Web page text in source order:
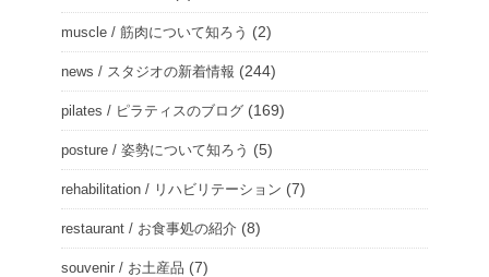
muscle / 筋肉について知ろう (2)
news / スタジオの新着情報 (244)
pilates / ピラティスのブログ (169)
posture / 姿勢について知ろう (5)
rehabilitation / リハビリテーション (7)
restaurant / お食事処の紹介 (8)
souvenir / お土産品 (7)